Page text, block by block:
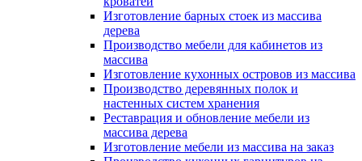
Изготовление барных стоек из массива
дерева
Производство мебели для кабинетов из
массива
Изготовление кухонных островов из массива
Производство деревянных полок и
настенных систем хранения
Реставрация и обновление мебели из
массива дерева
Изготовление мебели из массива на заказ